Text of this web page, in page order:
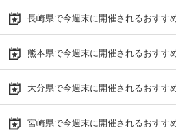
長崎県で今週末に開催されるおすす
熊本県で今週末に開催されるおすす
大分県で今週末に開催されるおすす
宮崎県で今週末に開催されるおすす